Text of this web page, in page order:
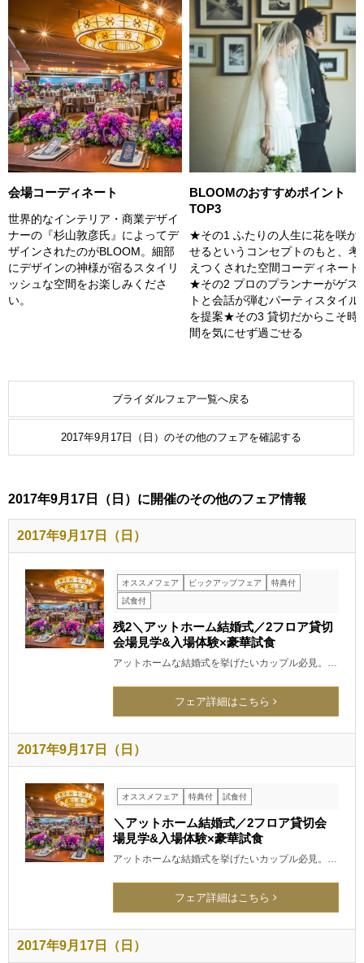
会場コーディネート
世界的なインテリア・商業デザイ
ナーの『杉山敦彦氏』によってデ
ザインされたのがBLOOM。細部
にデザインの神様が宿るスタイリ
ッシュな空間をお楽しみくださ
い。
BLOOMのおすすめポイント
TOP3
★その1 ふたりの人生に花を咲か
せるというコンセプトのもと、考
えつくされた空間コーディネート
★その2 プロのプランナーがゲス
トと会話が弾むパーティスタイル
を提案★その3 貸切だからこそ時
間を気にせず過ごせる
ブライダルフェア一覧へ戻る
2017年9月17日（日）のその他のフェアを確認する
2017年9月17日（日）に開催のその他のフェア情報
2017年9月17日（日）
オススメフェア ピックアップフェア
特典付
試食付
残2＼アットホーム結婚式／2フロア貸切
会場見学&入場体験×豪華試食
アットホームな結婚式を挙げたいカップル必見。…
フェア詳細はこちら
2017年9月17日（日）
オススメフェア 特典付 試食付
＼アットホーム結婚式／2フロア貸切会
場見学&入場体験×豪華試食
アットホームな結婚式を挙げたいカップル必見。…
フェア詳細はこちら
2017年9月17日（日）